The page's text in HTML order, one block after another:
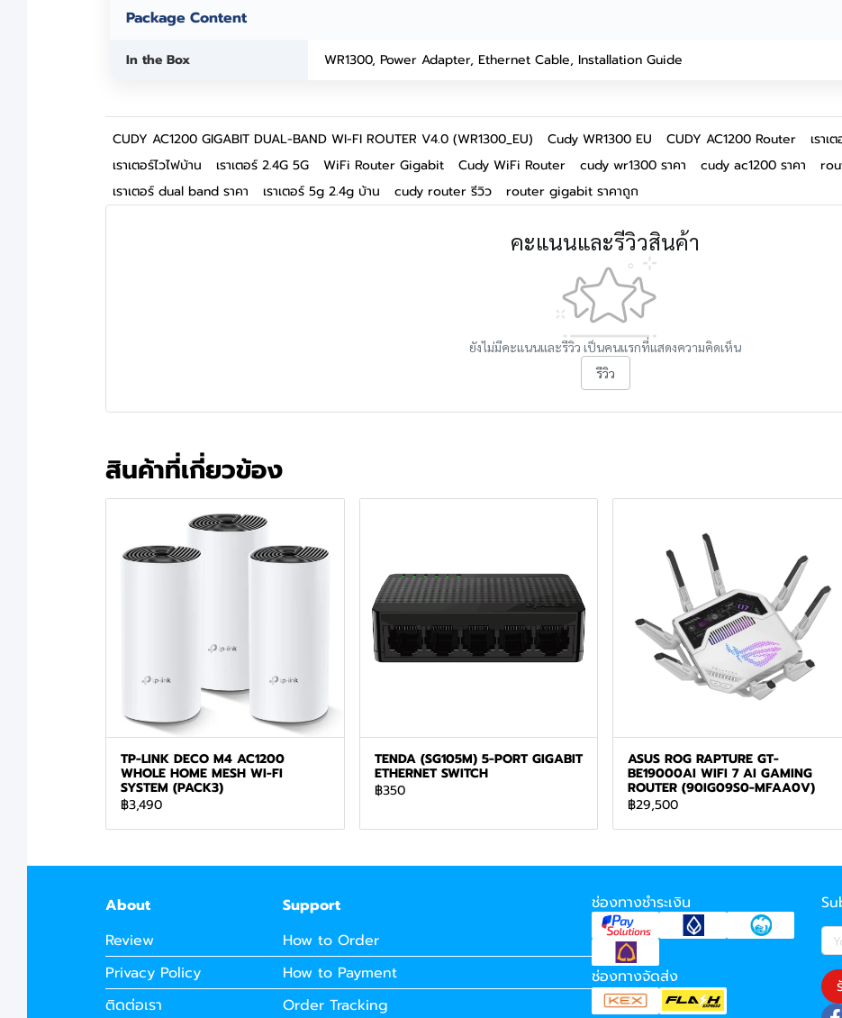
Package Content
In the Box WR1300, Power Adapter, Ethernet Cable, Installation Guide
CUDY AC1200 GIGABIT DUAL-BAND WI-FI ROUTER V4.0 (WR1300_EU) Cudy WR1300 EU CUDY AC1200 Router เรา
เราเตอร์ไวไฟบ้าน
เราเตอร์ 2.4G 5G WiFi Router Gigabit Cudy WiFi Router cudy wr1300 ราคา cudy ac1200 ราคา
เราเตอร์ dual band ราคา
เราเตอร์ 5g 2.4g บ้าน cudy router รีวิว router gigabit ราคาถูก
คะแนนและรีวิวสินค้า
ยังไม่มีคะแนนและรีวิว เป็นคนแรกที่แสดงความคิดเห็น
รีวิว
สินค้าที่เกี่ยวข้อง
TP-LINK DECO M4 AC1200
WHOLE HOME MESH WI-FI
SYSTEM (PACK3)
฿3,490
TENDA (SG105M) 5-PORT GIGABIT
ETHERNET SWITCH
฿350
ASUS ROG RAPTURE GT-
BE19000AI WIFI 7 AI GAMING
ROUTER (90IG09S0-MFAA0V)
฿29,500
About
Review
Privacy Policy
ติดต่อเรา
Support
How to Order
How to Payment
Order Tracking
ช่องทางชำระเงิน
ช่องทางจัดส่ง